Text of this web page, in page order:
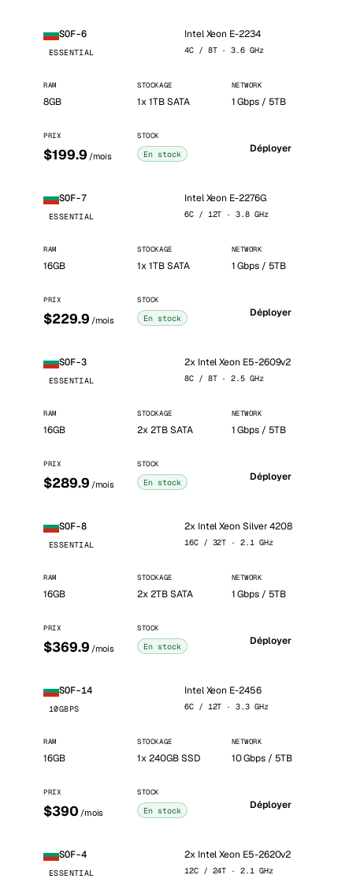
SOF-6
ESSENTIAL
Intel Xeon E-2234
4C / 8T · 3.6 GHz
RAM
8GB
STOCKAGE
1x 1TB SATA
NETWORK
1 Gbps / 5TB
PRIX
$199.9 /mois
STOCK
En stock Déployer
SOF-7
ESSENTIAL
Intel Xeon E-2276G
6C / 12T · 3.8 GHz
RAM
16GB
STOCKAGE
1x 1TB SATA
NETWORK
1 Gbps / 5TB
PRIX
$229.9 /mois
STOCK
En stock Déployer
SOF-3
ESSENTIAL
2x Intel Xeon E5-2609v2
8C / 8T · 2.5 GHz
RAM
16GB
STOCKAGE
2x 2TB SATA
NETWORK
1 Gbps / 5TB
PRIX
$289.9 /mois
STOCK
En stock Déployer
SOF-8
ESSENTIAL
2x Intel Xeon Silver 4208
16C / 32T · 2.1 GHz
RAM
16GB
STOCKAGE
2x 2TB SATA
NETWORK
1 Gbps / 5TB
PRIX
$369.9 /mois
STOCK
En stock Déployer
SOF-14
10GBPS
Intel Xeon E-2456
6C / 12T · 3.3 GHz
RAM
16GB
STOCKAGE
1x 240GB SSD
NETWORK
10 Gbps / 5TB
PRIX
$390 /mois
STOCK
En stock Déployer
SOF-4
ESSENTIAL
2x Intel Xeon E5-2620v2
12C / 24T · 2.1 GHz